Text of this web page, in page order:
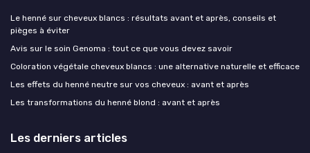
Le henné sur cheveux blancs : résultats avant et après, conseils et
pièges à éviter
Avis sur le soin Genoma : tout ce que vous devez savoir
Coloration végétale cheveux blancs : une alternative naturelle et efficace
Les effets du henné neutre sur vos cheveux : avant et après
Les transformations du henné blond : avant et après
Les derniers articles